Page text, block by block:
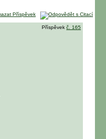
Příspěvek č. 165